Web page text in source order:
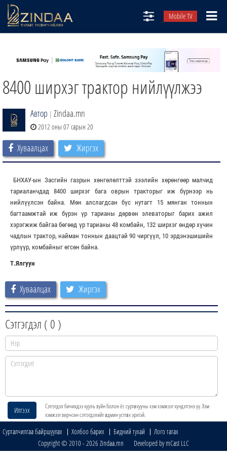
Mobile TV
ТВ8
ӨГЛӨӨНИЙ СОНИН
ЗИНДАА СЭТГҮҮЛ
8400 ширхэг трактор нийлүүлжээ
Автор | Zindaa.mn
2012 оны 07 сарын 20
Хуваалцах Жиргэх
БНХАУ-ын Засгийн газрын хөнгөлөлттэй зээлийн хөрөнгөөр малчид
тариаланчдад 8400 ширхэг бага оврын тракторыг иж бүрнээр нь
нийлүүлсэн байна. Мөн алслагдсан бүс нутагт 15 мянган тоннын
багтаамжтай иж бүрэн үр тарианы дөрвөн элеваторыг барих ажил
хэрэгжиж байгаа бөгөөд үр тарианы 48 комбайн, 132 ширхэг өндөр хүчин
чадлын трактор, найман тоннын даацтай 90 чиргүүл, 10 эрдэнэшишийн
үрлүүр, комбайныг өгсөн байна.
Т.Ялгуун
Хуваалцах Жиргэх
Сэтгэгдэл ( 0 )
Илгээх
Сэтгэгдэл бичихдээ хууль зүйн болон ёс суртахууны хэм хэмжээг хүндэтгэнэ үү. Хэм
хэмжээг зөрчсөн сэтгэгдэлийг админ устгах эрхтэй.
Сурталчилгаа байршуулах Холбоо барих Бидний тухай
Лого татах
Copyright © 2010 - 2026 Zindaa.mn Developed by mCast LLC